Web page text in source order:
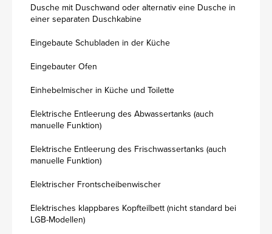
Dusche mit Duschwand oder alternativ eine Dusche in
einer separaten Duschkabine
Eingebaute Schubladen in der Küche
Eingebauter Ofen
Einhebelmischer in Küche und Toilette
Elektrische Entleerung des Abwassertanks (auch
manuelle Funktion)
Elektrische Entleerung des Frischwassertanks (auch
manuelle Funktion)
Elektrischer Frontscheibenwischer
Elektrisches klappbares Kopfteilbett (nicht standard bei
LGB-Modellen)